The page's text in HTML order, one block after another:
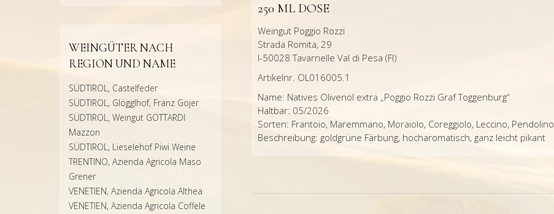
250 ML DOSE
Weingut Poggio Rozzi
Strada Romita, 29
I-50028 Tavarnelle Val di Pesa (FI)
Artikelnr. OL016005.1
Name: Natives Olivenöl extra „Poggio Rozzi Graf Toggenburg“
Haltbar: 05/2026
Sorten: Frantoio, Maremmano, Moraiolo, Coreggiolo, Leccino, Pendolino
Beschreibung: goldgrüne Färbung, hocharomatisch, ganz leicht pikant
WEINGÜTER NACH
REGION UND NAME
SÜDTIROL, Castelfeder
SÜDTIROL, Glögglhof, Franz Gojer
SÜDTIROL, Weingut GOTTARDI
Mazzon
SÜDTIROL, Lieselehof Piwi Weine
TRENTINO, Azienda Agricola Maso
Grener
VENETIEN, Azienda Agricola Althea
VENETIEN, Azienda Agricola Coffele